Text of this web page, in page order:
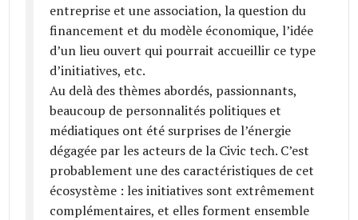
entreprise et une association, la question du
financement et du modèle économique, l’idée
d’un lieu ouvert qui pourrait accueillir ce type
d’initiatives, etc.
Au delà des thèmes abordés, passionnants,
beaucoup de personnalités politiques et
médiatiques ont été surprises de l’énergie
dégagée par les acteurs de la Civic tech. C’est
probablement une des caractéristiques de cet
écosystème : les initiatives sont extrêmement
complémentaires, et elles forment ensemble